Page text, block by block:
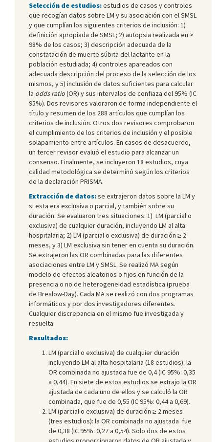
Selección de estudios:estudios de casos y controles
que recogían datos sobre LM y su asociación con el SMSL
y que cumplían los siguientes criterios de inclusión: 1)
definición apropiada de SMSL; 2) autopsia realizada en >
98% de los casos; 3) descripción adecuada de la
constatación de muerte súbita del lactante en la
población estudiada; 4) controles apareados con
adecuada descripción del proceso de la selección de los
mismos, y 5) inclusión de datos suficientes para calcular
la odds ratio(OR) y sus intervalos de confiaza del 95% (IC
95%). Dos revisores valoraron de forma independiente el
título y resumen de los 288 artículos que cumplían los
criterios de inclusión. Otros dos revisores comprobaron
el cumplimiento de los criterios de inclusión y el posible
solapamiento entre artículos. En casos de desacuerdo,
un tercer revisor evaluó el estudio para alcanzar un
consenso. Finalmente, se incluyeron 18 estudios, cuya
calidad metodológica se determinó según los criterios
de la declaración PRISMA.
Extracción de datos:se extrajeron datos sobre la LM y
si esta era exclusiva o parcial, y también sobre su
duración. Se evaluaron tres situaciones: 1) LM (parcial o
exclusiva) de cualquier duración, incluyendo LM al alta
hospitalaria; 2) LM (parcial o exclusiva) de duración ≥ 2
meses, y 3) LM exclusiva sin tener en cuenta su duración.
Se extrajeron las OR combinadas para las diferentes
asociaciones entre LM y SMSL. Se realizó MA según
modelo de efectos aleatorios o fijos en función de la
presencia o no de heterogeneidad estadística (prueba
de Breslow-Day). Cada MA se realizó con dos programas
informáticos y por dos investigadores diferentes.
Cualquier discrepancia en el mismo fue investigada y
resuelta.
Resultados:
LM (parcial o exclusiva) de cualquier duración
incluyendo LM al alta hospitalaria (18 estudios): la
OR combinada no ajustada fue de 0,4 (IC 95%: 0,35
a 0,44). En siete de estos estudios se extrajo la OR
ajustada de cada uno de ellos y se calculó la OR
combinada, que fue de 0,55 (IC 95%: 0,44 a 0,69).
LM (parcial o exclusiva) de duración ≥ 2 meses
(tres estudios): la OR combinada no ajustada fue
de 0,38 (IC 95%: 0,27 a 0,54). Solo dos de estos